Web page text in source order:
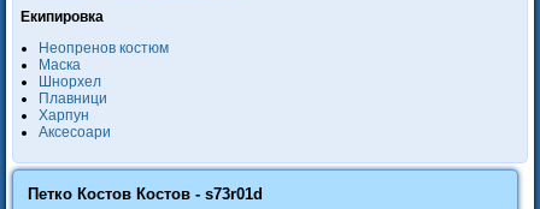
Екипировка
Неопренов костюм
Маска
Шнорхел
Плавници
Харпун
Аксесоари
Петко Костов Костов - s73r01d